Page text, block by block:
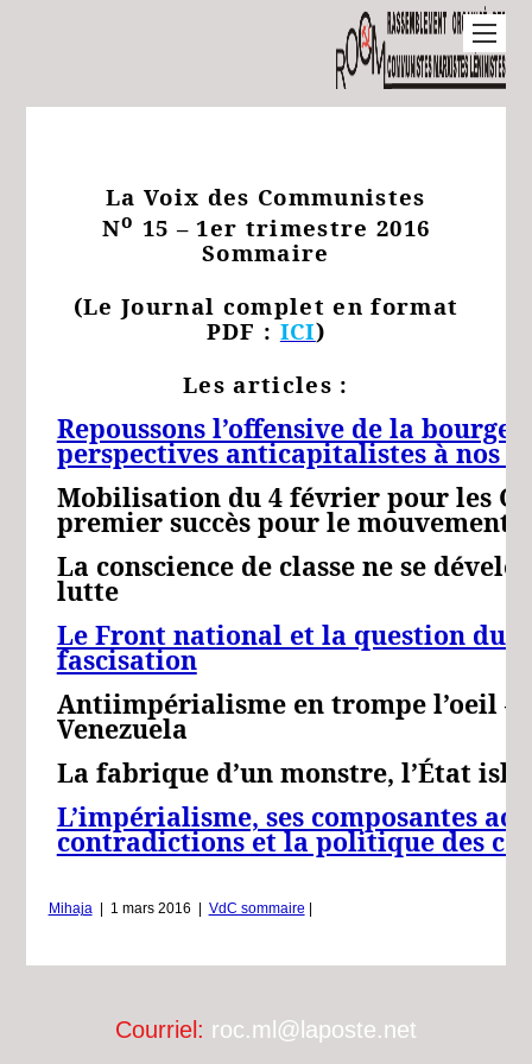
La Voix des Communistes
No 15 – 1er trimestre 2016
Sommaire
(Le Journal complet en format
PDF : ICI)
Les articles :
Repoussons l’offensive de la
perspectives anticapitalistes à nos
Mobilisation du 4 février pour les
premier succès pour le mouvement
La conscience de classe ne se
lutte
Le Front national et la question du
fascisation
Antiimpérialisme en trompe l’oeil –
Venezuela
La fabrique d’un monstre, l’État
L’impérialisme, ses composantes
contradictions et la politique des
Mihaja 1 mars 2016 VdC sommaire
Courriel: roc.ml@laposte.net